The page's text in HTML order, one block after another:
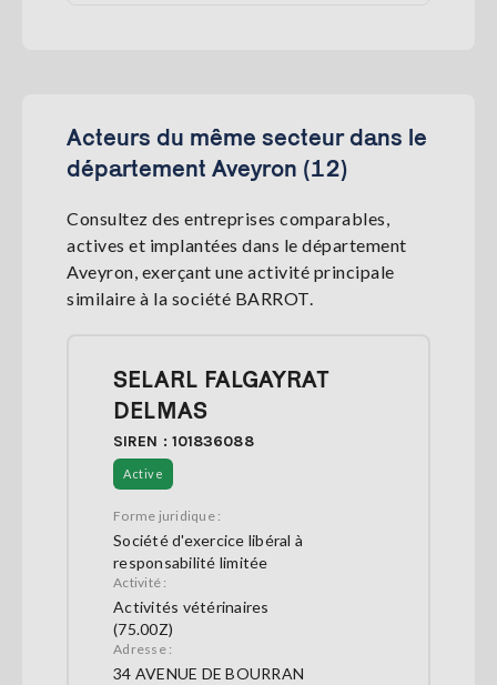
Acteurs du même secteur dans le
département Aveyron (12)
Consultez des entreprises comparables,
actives et implantées dans le département
Aveyron, exerçant une activité principale
similaire à la société BARROT.
SELARL FALGAYRAT
DELMAS
SIREN : 101836088
Active
Forme juridique :
Société d'exercice libéral à
responsabilité limitée
Activité :
Activités vétérinaires
(75.00Z)
Adresse :
34 AVENUE DE BOURRAN